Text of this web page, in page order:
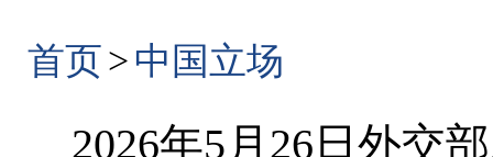
首页>中国立场
2026年5月26日外交